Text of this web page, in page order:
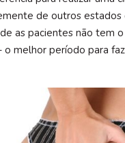
de outros estados
as pacientes não tem
o melhor período para